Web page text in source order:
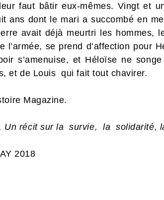
faut bâtir eux-mêmes. Vingt et
ans dont le mari a succombé en
avait déjà meurtri les hommes,
se prend d’affection pour
s’amenuise, et Héloïse ne
et de Louis qui fait tout chavirer.
Magazine.
Un récit sur la survie, la
2018